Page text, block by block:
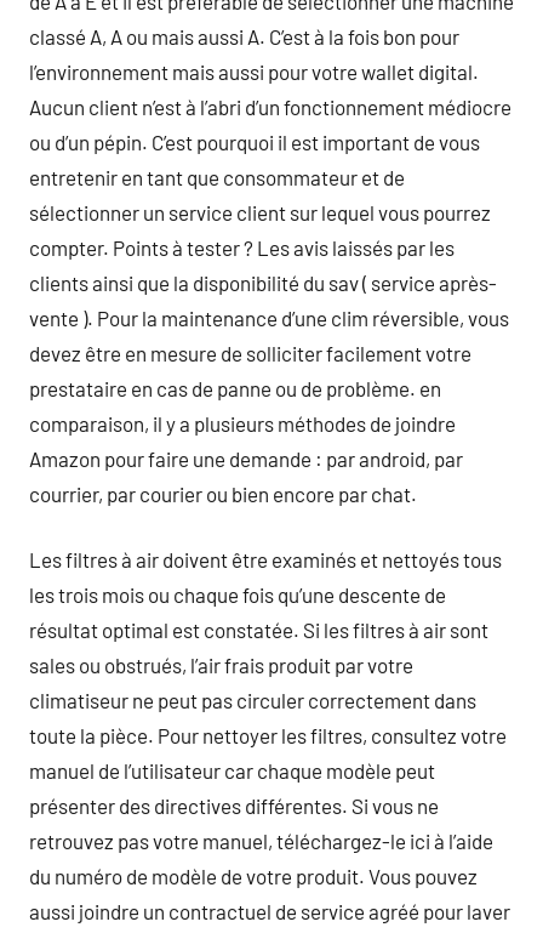
classé A, A ou mais aussi A. C’est à la fois bon pour
l’environnement mais aussi pour votre wallet digital.
Aucun client n’est à l’abri d’un fonctionnement médiocre
ou d’un pépin. C’est pourquoi il est important de vous
entretenir en tant que consommateur et de
sélectionner un service client sur lequel vous pourrez
compter. Points à tester ? Les avis laissés par les
clients ainsi que la disponibilité du sav ( service après-
vente ). Pour la maintenance d’une clim réversible, vous
devez être en mesure de solliciter facilement votre
prestataire en cas de panne ou de problème. en
comparaison, il y a plusieurs méthodes de joindre
Amazon pour faire une demande : par android, par
courrier, par courier ou bien encore par chat.
Les filtres à air doivent être examinés et nettoyés tous
les trois mois ou chaque fois qu’une descente de
résultat optimal est constatée. Si les filtres à air sont
sales ou obstrués, l’air frais produit par votre
climatiseur ne peut pas circuler correctement dans
toute la pièce. Pour nettoyer les filtres, consultez votre
manuel de l’utilisateur car chaque modèle peut
présenter des directives différentes. Si vous ne
retrouvez pas votre manuel, téléchargez-le ici à l’aide
du numéro de modèle de votre produit. Vous pouvez
aussi joindre un contractuel de service agréé pour laver